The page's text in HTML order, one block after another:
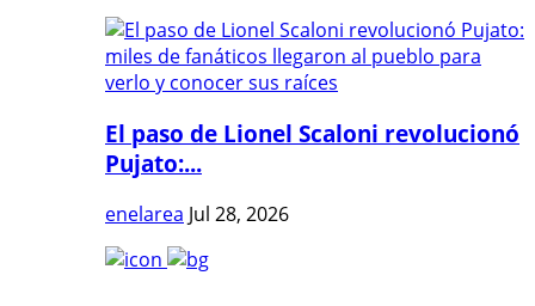
El paso de Lionel Scaloni revolucionó
Pujato:...
enelarea Jul 28, 2026